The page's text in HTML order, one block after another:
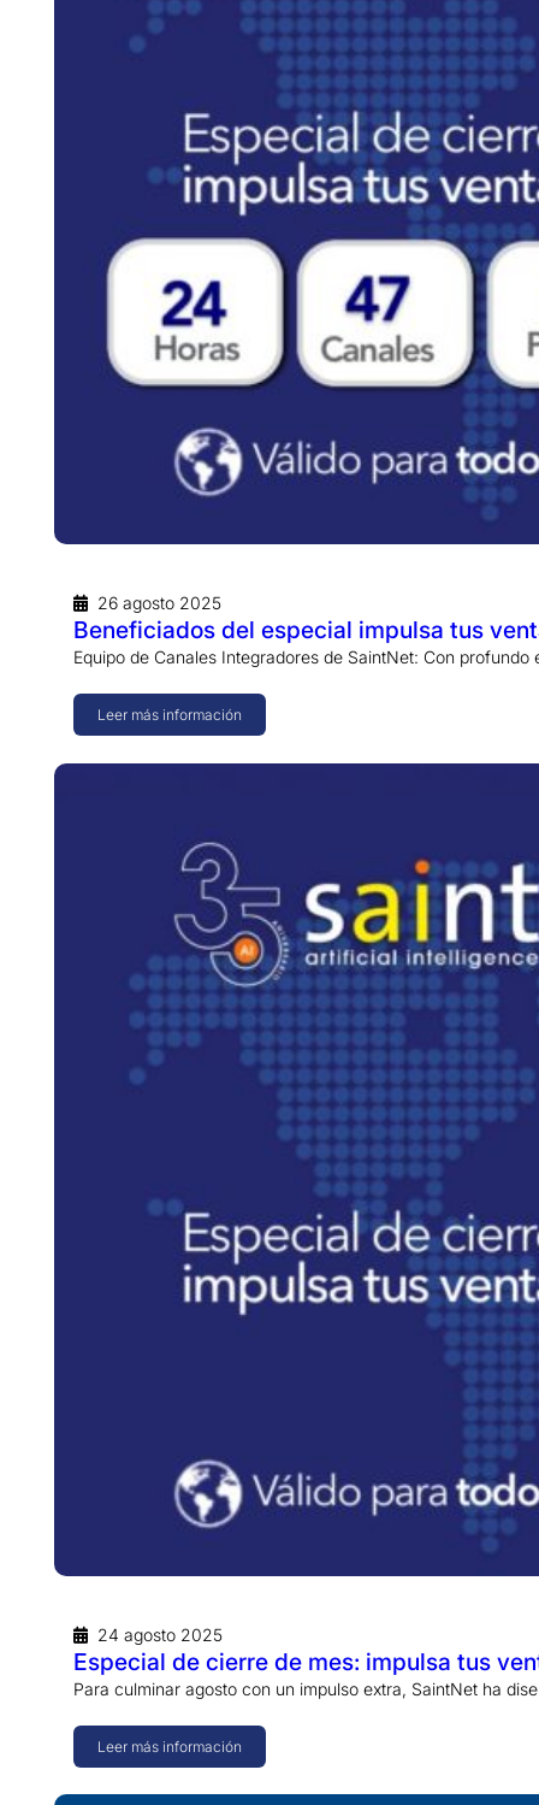
26 agosto 2025
Beneficiados del especial impulsa tus
Equipo de Canales Integradores de SaintNet: Con
Leer más información
24 agosto 2025
Especial de cierre de mes: impulsa tus
Para culminar agosto con un impulso extra, SaintNet ha
Leer más información